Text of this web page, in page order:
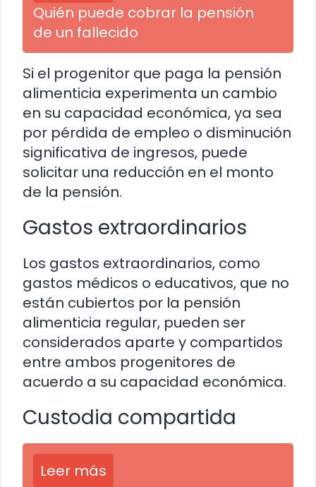
Quién puede cobrar la pensión
de un fallecido
Si el progenitor que paga la pensión
alimenticia experimenta un cambio
en su capacidad económica, ya sea
por pérdida de empleo o disminución
significativa de ingresos, puede
solicitar una reducción en el monto
de la pensión.
Gastos extraordinarios
Los gastos extraordinarios, como
gastos médicos o educativos, que no
están cubiertos por la pensión
alimenticia regular, pueden ser
considerados aparte y compartidos
entre ambos progenitores de
acuerdo a su capacidad económica.
Custodia compartida
Leer más